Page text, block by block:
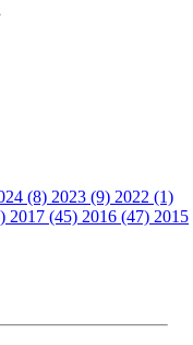
(8) 2023 (9) 2022 (1)
2017 (45) 2016 (47) 2015